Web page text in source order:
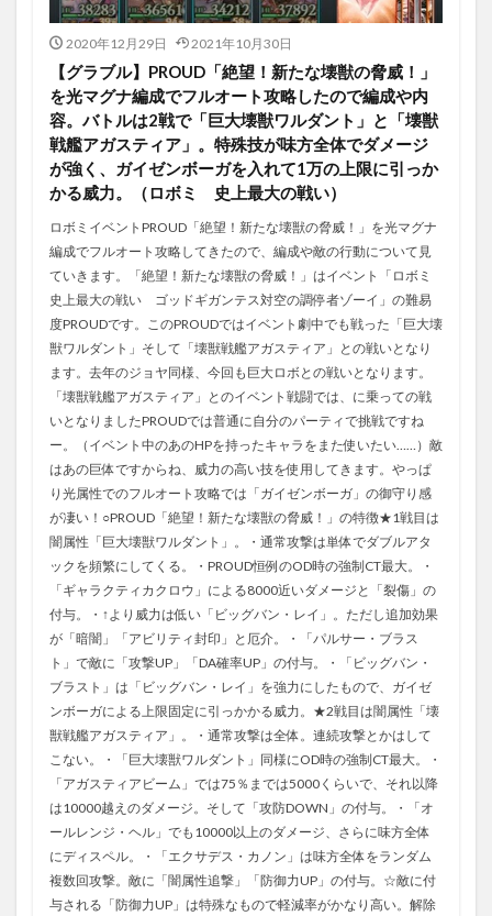
2020年12月29日 2021年10月30日
【グラブル】PROUD「絶望！新たな壊獣の脅威！」
を光マグナ編成でフルオート攻略したので編成や内
容。バトルは2戦で「巨大壊獣ワルダント」と「壊獣
戦艦アガスティア」。特殊技が味方全体でダメージ
が強く、ガイゼンボーガを入れて1万の上限に引っか
かる威力。（ロボミ 史上最大の戦い）
ロボミイベントPROUD「絶望！新たな壊獣の脅威！」を光マグナ
編成でフルオート攻略してきたので、編成や敵の行動について見
ていきます。「絶望！新たな壊獣の脅威！」はイベント「ロボミ
史上最大の戦い ゴッドギガンテス対空の調停者ゾーイ」の難易
度PROUDです。このPROUDではイベント劇中でも戦った「巨大壊
獣ワルダント」そして「壊獣戦艦アガスティア」との戦いとなり
ます。去年のジョヤ同様、今回も巨大ロボとの戦いとなります。
「壊獣戦艦アガスティア」とのイベント戦闘では、に乗っての戦
いとなりましたPROUDでは普通に自分のパーティで挑戦ですね
ー。（イベント中のあのHPを持ったキャラをまた使いたい……）敵
はあの巨体ですからね、威力の高い技を使用してきます。やっぱ
り光属性でのフルオート攻略では「ガイゼンボーガ」の御守り感
が凄い！○PROUD「絶望！新たな壊獣の脅威！」の特徴★1戦目は
闇属性「巨大壊獣ワルダント」。・通常攻撃は単体でダブルアタ
ックを頻繁にしてくる。・PROUD恒例のOD時の強制CT最大。・
「ギャラクティカクロウ」による8000近いダメージと「裂傷」の
付与。・↑より威力は低い「ビッグバン・レイ」。ただし追加効果
が「暗闇」「アビリティ封印」と厄介。・「パルサー・ブラス
ト」で敵に「攻撃UP」「DA確率UP」の付与。・「ビッグバン・
ブラスト」は「ビッグバン・レイ」を強力にしたもので、ガイゼ
ンボーガによる上限固定に引っかかる威力。★2戦目は闇属性「壊
獣戦艦アガスティア」。・通常攻撃は全体。連続攻撃とかはして
こない。・「巨大壊獣ワルダント」同様にOD時の強制CT最大。・
「アガスティアビーム」では75％までは5000くらいで、それ以降
は10000越えのダメージ。そして「攻防DOWN」の付与。・「オ
ールレンジ・ヘル」でも10000以上のダメージ、さらに味方全体
にディスペル。・「エクサデス・カノン」は味方全体をランダム
複数回攻撃。敵に「闇属性追撃」「防御力UP」の付与。☆敵に付
与される「防御力UP」は特殊なもので軽減率がかなり高い。解除